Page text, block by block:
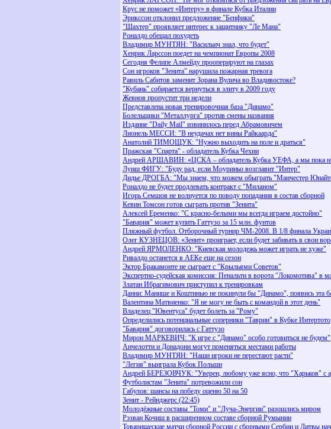
Крус не поможет «Интеру» в финале Кубка Италии
Эрикссон отклонил предложение "Бенфики"
"Шахтер" проявляет интерес к защитнику "Ле Мана"
Роналдо обещал похудеть
Владимир МУНТЯН: "Васильич знал, что будет"
Хенрик Ларссон поедет на чемпионат Европы 2008
Сегодня Фелипе Алмейду прооперируют на глазах
Сон игроков "Зенита" нарушила пожарная тревога
Равиль Сабитов заменит Зорана Вулича во Владивостоке?
"Кубань" собирается вернуться в элиту в 2009 году
Жевнов пропустит три недели
Представлена новая тренировочная база "Динамо"
Болельщики "Металлурга" против смены названия
Издание "Daily Mail" извинилось перед Абрамовичем
Лионель МЕССИ: "В неудачах нет вины Райкаарда"
Анатолий ТИМОЩУК: "Нужно выходить на поле и драться"
Пражская "Спарта" - обладатель Кубка Чехии
Андрей АРШАВИН: «ЦСКА – обладатель Кубка УЕФА, а мы пока
Луиш ФИГУ: "Буду рад, если Моуриньо возглавит "Интер"
Дидье ДРОГБА: "Мы знаем, что можем обыграть "Манчестер
Роналдо не будет продлевать контракт с "Миланом"
Игорь Семшов не волнуется по поводу попадания в состав сборной
Кевин Томсон готов сыграть против "Зенита"
Алексей Еременко: "С красно-белыми мы всегда играем достойно"
"Бавария" может купить Гаттузо за 15 млн. фунтов
Пляжный футбол. Отборочный турнир ЧМ-2008. В 1/8 финала
Олег КУЗНЕЦОВ: «Зенит» проиграет, если будет забивать в свои
Андрей ЯРМОЛЕНКО: "Киевская молодежь может играть не хуже"
Ривалдо останется в АЕКе еще на сезон
Эктор Бракамонте не сыграет с "Крыльями Советов"
Экспертно-судейская комиссия: Пенальти в ворота "Локомотива" в
Златан Ибрагимович приступил к тренировкам
Данни: Манише и Коштинью не покинули бы "Динамо", появись эта
Валентина Матвиенко: "Я не могу не быть с командой в этот день"
Владелец "Ювентуса" будет болеть за "Рому"
Определились потенциальные соперники "Таврии" в Кубке Интертото
"Бавария" договорилась с Гаттузо
Мирон МАРКЕВИЧ: "К игре с "Динамо" особо готовиться не будем"
Анчелотти и Донадони могут поменяться местами работы
Владимир МУНТЯН: "Наши игроки не перестают расти"
"Легия" выиграла Кубок Польши
Андрей БЕРЕЗОВЧУК: "Уверен, любому уже ясно, что "Харьков" с
Футболистам "Зенита" потревожили сон
Габулов: шансы на победу оценю 50 на 50
Зенит - Рейнджерс (22:45)
Молодёжные составы "Томи" и "Луча-Энергии" разошлись миром
Рэзван Кочиш в расширенном составе сборной Румынии
Товарищеские матчи сборной России с сборными Сербии и Литвы